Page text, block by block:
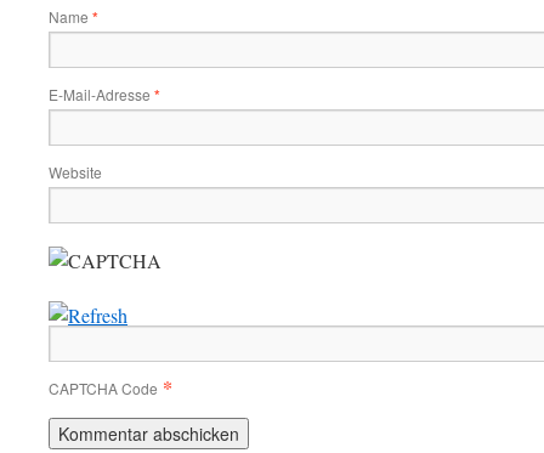
Name *
E-Mail-Adresse *
Website
CAPTCHA Code *